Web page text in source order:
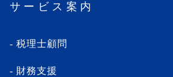
サービス案内
税理士顧問
財務支援